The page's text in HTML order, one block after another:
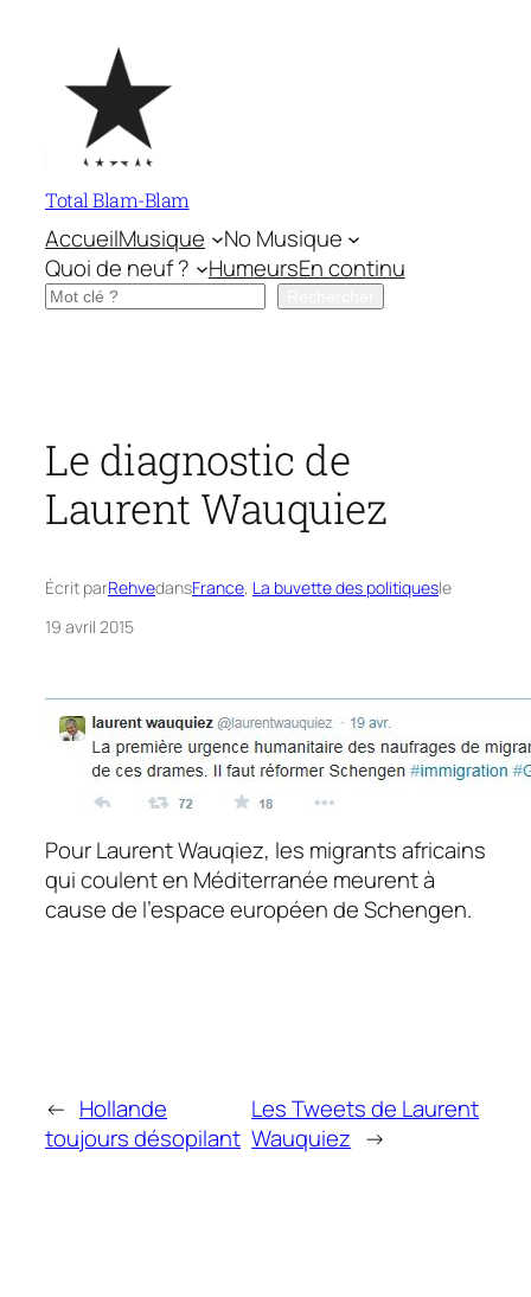
contenu
Total Blam-Blam
AccueilMusique
No Musique
Quoi de neuf ?
HumeursEn continu
Rechercher
Le diagnostic de
Laurent Wauquiez
Écrit parRehvedansFrance, La buvette des politiquesle
19 avril 2015
Pour Laurent Wauqiez, les migrants africains
qui coulent en Méditerranée meurent à
cause de l’espace européen de Schengen.
← Hollande
toujours désopilant
Les Tweets de Laurent
Wauquiez →